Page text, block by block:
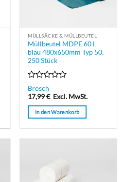
MÜLLSÄCKE & MÜLLBEUTEL
Müllbeutel MDPE 60 l
blau 480x650mm Typ 50,
250 Stück
Bewertet
mit
0
von
5
Brosch
17,99€ Excl. MwSt.
In den Warenkorb